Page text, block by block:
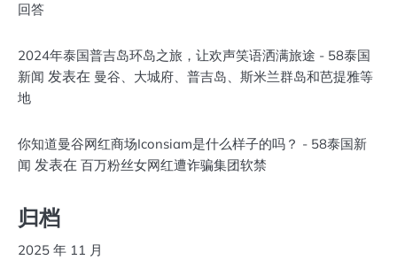
回答
2024年泰国普吉岛环岛之旅，让欢声笑语洒满旅途 - 58泰国
新闻 发表在 曼谷、大城府、普吉岛、斯米兰群岛和芭提雅等
地
你知道曼谷网红商场Iconsiam是什么样子的吗？ - 58泰国新
闻 发表在 百万粉丝女网红遭诈骗集团软禁
归档
2025 年 11 月